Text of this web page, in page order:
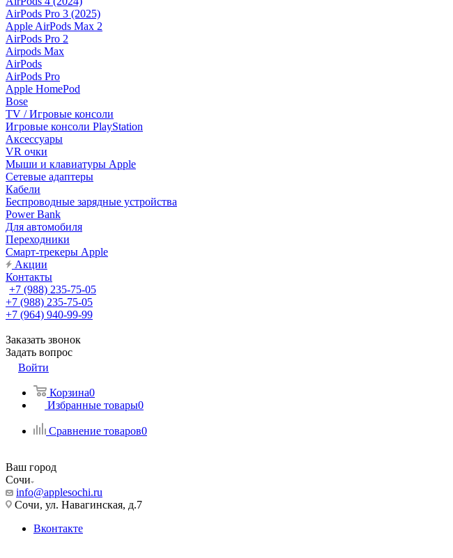
AirPods Pro 3 (2025)
Apple AirPods Max 2
AirPods Pro 2
Airpods Max
AirPods
AirPods Pro
Apple HomePod
Bose
TV / Игровые консоли
Игровые консоли PlayStation
Аксессуары
VR очки
Мыши и клавиатуры Apple
Сетевые адаптеры
Кабели
Беспроводные зарядные устройства
Power Bank
Для автомобиля
Переходники
Смарт-трекеры Apple
Акции
Контакты
+7 (988) 235-75-05
+7 (988) 235-75-05
+7 (964) 940-99-99
Заказать звонок
Задать вопрос
Войти
Корзина0
Избранные товары0
Сравнение товаров0
Ваш город
Сочи
info@applesochi.ru
Сочи, ул. Навагинская, д.7
Вконтакте